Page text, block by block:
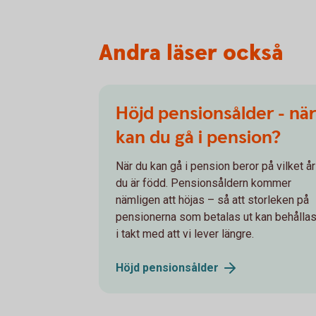
Andra läser också
Höjd pensionsålder - när
kan du gå i pension?
När du kan gå i pension beror på vilket år
du är född. Pensionsåldern kommer
nämligen att höjas – så att storleken på
pensionerna som betalas ut kan behållas
i takt med att vi lever längre.
Höjd pensionsålder